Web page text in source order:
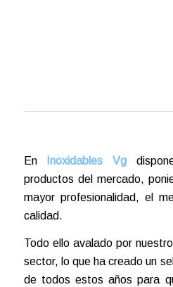
En Inoxidables Vg
productos del mercado,
mayor profesionalidad, el
calidad.
Todo ello avalado por
sector, lo que ha creado un
de todos estos años para